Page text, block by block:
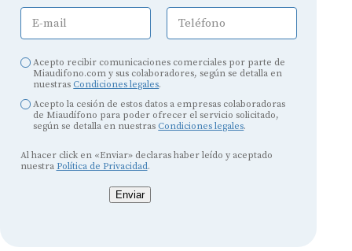
E-mail Teléfono
Acepto recibir comunicaciones comerciales por parte de
Miaudifono.com y sus colaboradores, según se detalla en
nuestras Condiciones legales.
Acepto la cesión de estos datos a empresas colaboradoras
de Miaudífono para poder ofrecer el servicio solicitado,
según se detalla en nuestras Condiciones legales.
Al hacer click en «Enviar» declaras haber leído y aceptado
nuestra Política de Privacidad.
Enviar